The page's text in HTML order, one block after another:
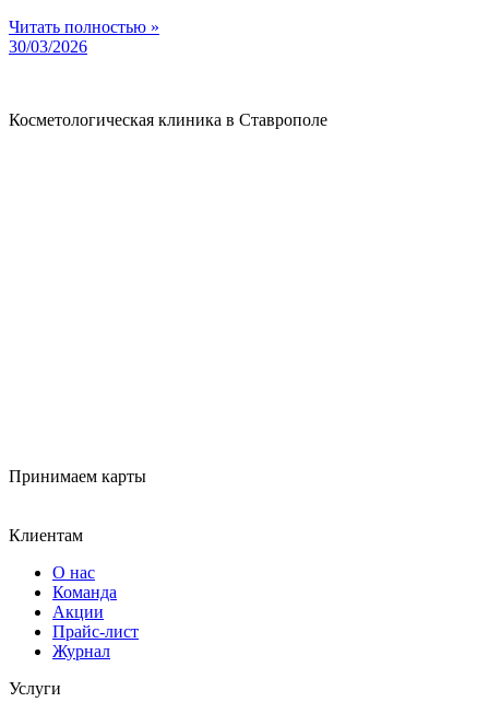
Читать полностью »
30/03/2026
Косметологическая клиника в Ставрополе
Принимаем карты
Клиентам
О нас
Команда
Акции
Прайс-лист
Журнал
Услуги